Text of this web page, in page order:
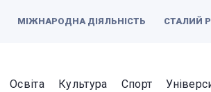
МІЖНАРОДНА ДІЯЛЬНІСТЬ СТАЛИЙ
Освіта Культура Спорт